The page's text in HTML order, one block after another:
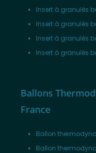
Insert à granulés
Insert à granulés
Insert à granulés
Insert à granulés
Ballons
France
Ballon
Ballon